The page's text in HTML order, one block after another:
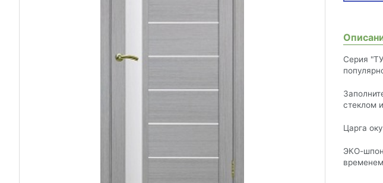
Серия
стеклом
Царга
ЭКО-шпон
— поля,
Нажимая
Ваше сообщение
наш